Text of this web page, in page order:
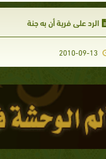
الرد على فرية أن به جنة
2010-09-13